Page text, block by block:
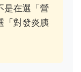
是在選「營
「對發炎胰